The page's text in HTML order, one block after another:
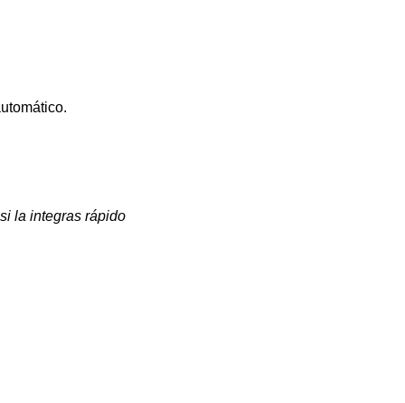
la integras rápido